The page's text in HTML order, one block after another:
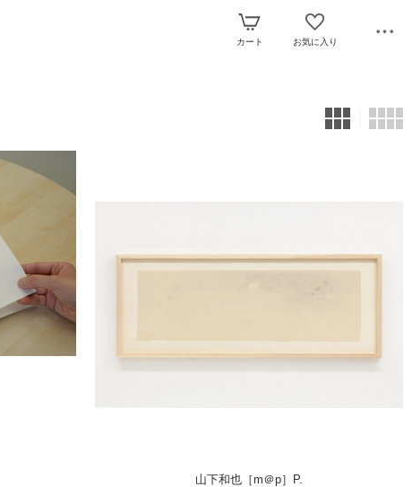
カート お気に入り
山下和也［m＠p］P.